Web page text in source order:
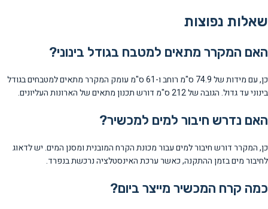
שאלות נפוצות
האם המקרר מתאים למטבח בגודל בינוני?
כן, עם מידות של 74.9 ס"מ רוחב ו-61 ס"מ עומק המקרר מתאים למטבחים בגודל
בינוני עד גדול. הגובה של 212 ס"מ דורש תכנון מתאים של הארונות העליונים.
האם נדרש חיבור למים למכשיר?
כן, המקרר דורש חיבור למים עבור מכונת הקרח המובנית ומסנן המים. יש לדאוג
לחיבור מים בזמן ההתקנה, כאשר ערכת האינסטלציה נרכשת בנפרד.
כמה קרח המכשיר מייצר ביום?